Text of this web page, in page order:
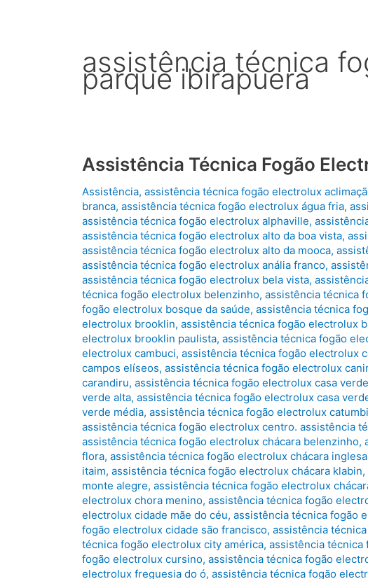
assistência técnica
parque ibirapuera
Assistência Técnica Fogão
Assistência, assistência técnica fogão electrolux
branca, assistência técnica fogão electrolux água fria,
assistência técnica fogão electrolux alphaville,
assistência técnica fogão electrolux alto da boa vista,
assistência técnica fogão electrolux alto da mooca,
assistência técnica fogão electrolux anália franco,
assistência técnica fogão electrolux bela vista,
técnica fogão electrolux belenzinho, assistência técnica
fogão electrolux bosque da saúde, assistência técnica
electrolux brooklin, assistência técnica fogão electrolux
electrolux brooklin paulista, assistência técnica fogão
electrolux cambuci, assistência técnica fogão electrolux
campos elíseos, assistência técnica fogão electrolux
carandiru, assistência técnica fogão electrolux casa verde
verde alta, assistência técnica fogão electrolux casa
verde média, assistência técnica fogão electrolux catumbi
assistência técnica fogão electrolux centro. assistência
assistência técnica fogão electrolux chácara belenzinho,
flora, assistência técnica fogão electrolux chácara
itaim, assistência técnica fogão electrolux chácara klabin,
monte alegre, assistência técnica fogão electrolux
electrolux chora menino, assistência técnica fogão
electrolux cidade mãe do céu, assistência técnica fogão
fogão electrolux cidade são francisco, assistência
técnica fogão electrolux city américa, assistência técnica
fogão electrolux cursino, assistência técnica fogão
electrolux freguesia do ó, assistência técnica fogão